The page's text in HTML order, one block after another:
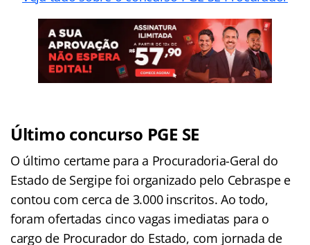
Último concurso PGE SE
O último certame para a Procuradoria-Geral do
Estado de Sergipe foi organizado pelo Cebraspe e
contou com cerca de 3.000 inscritos. Ao todo,
foram ofertadas cinco vagas imediatas para o
cargo de Procurador do Estado, com jornada de